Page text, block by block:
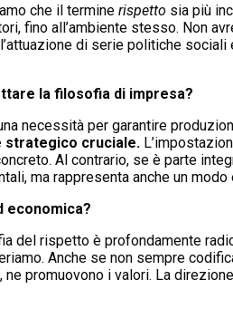
che il termine rispetto sia più
fino all’ambiente stesso. Non
di serie politiche
la filosofia di impresa?
necessità per garantire
strategico cruciale.
Al contrario, se è parte
ma rappresenta anche un
economica?
del rispetto è profondamente
Anche se non sempre
promuovono i valori. La